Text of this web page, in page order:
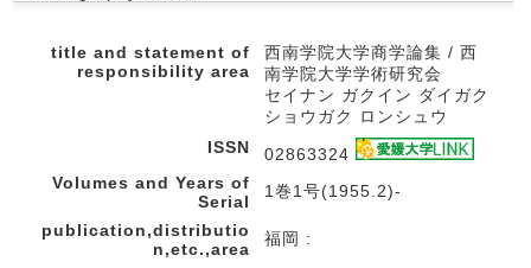
title and statement of
responsibility area
西南学院大学商学論集 / 西
南学院大学学術研究会
セイナン ガクイン ダイガク
ショウガク ロンシュウ
ISSN
02863324
Volumes and Years of
Serial
1巻1号(1955.2)-
publication,distributio
n,etc.,area
福岡 :